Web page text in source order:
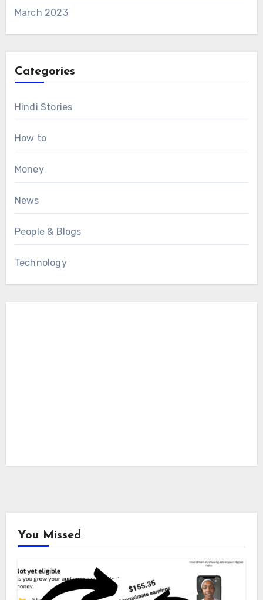
March 2023
Categories
Hindi Stories
How to
Money
News
People & Blogs
Technology
You Missed